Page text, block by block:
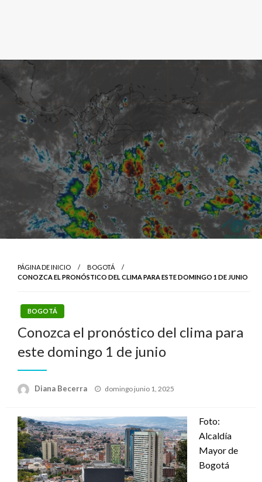
PÁGINA DE INICIO
BOGOTÁ
CONOZCA EL PRONÓSTICO DEL CLIMA PARA ESTE DOMINGO 1 DE JUNIO
BOGOTÁ
Conozca el pronóstico del clima para
este domingo 1 de junio
Diana Becerra
Publicado
domingo junio 1, 2025
Foto:
Alcaldía
Mayor de
Bogotá